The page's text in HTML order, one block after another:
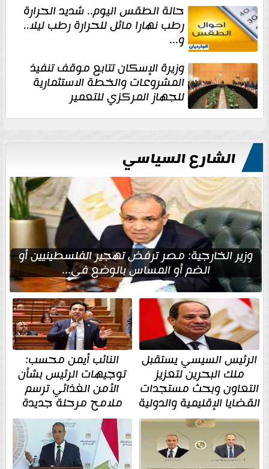
حالة الطقس اليوم.. شديد الحرارة
رطب نهارا مائل للحرارة رطب ليلا..
و...
وزيرة الإسكان تتابع موقف تنفيذ
المشروعات والخطة الاستثمارية
للجهاز المركزي للتعمير
الشارع السياسي
وزير الخارجية: مصر ترفض تهجير الفلسطينيين أو
الضم أو المساس بالوضع في...
الرئيس السيسي يستقبل
ملك البحرين لتعزيز
التعاون وبحث مستجدات
القضايا الإقليمية والدولية
النائب أيمن محسب:
توجيهات الرئيس بشأن
الأمن الغذائي ترسم
ملامح مرحلة جديدة